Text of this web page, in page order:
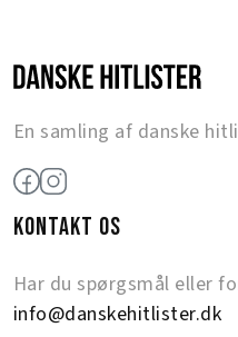
En samling af danske
KONTAKT OS
Har du spørgsmål eller
info@danskehitlister.dk